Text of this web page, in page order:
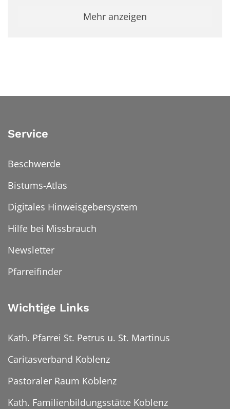
Mehr anzeigen
Service
Beschwerde
Bistums-Atlas
Digitales Hinweisgebersystem
Hilfe bei Missbrauch
Newsletter
Pfarreifinder
Wichtige Links
Kath. Pfarrei St. Petrus u. St. Martinus
Caritasverband Koblenz
Pastoraler Raum Koblenz
Kath. Familienbildungsstätte Koblenz